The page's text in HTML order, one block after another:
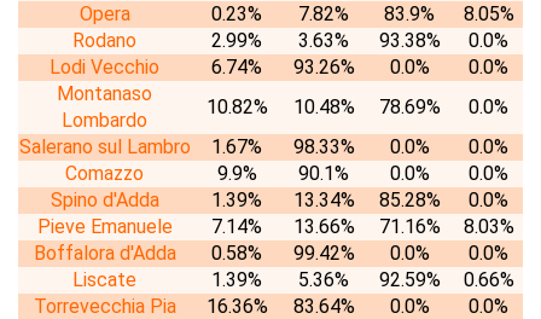
Opera
0.23% 7.82% 83.9%
8.05%
Rodano
2.99% 3.63% 93.38%
0.0%
Lodi Vecchio
6.74% 93.26% 0.0%
0.0%
Montanaso
Lombardo
10.82% 10.48% 78.69%
0.0%
Salerano sul Lambro
1.67% 98.33% 0.0%
0.0%
Comazzo
9.9% 90.1% 0.0%
0.0%
Spino d'Adda
1.39% 13.34% 85.28%
0.0%
Pieve Emanuele
7.14% 13.66% 71.16%
8.03%
Boffalora d'Adda
0.58% 99.42% 0.0%
0.0%
Liscate
1.39% 5.36% 92.59%
0.66%
Torrevecchia Pia
16.36% 83.64% 0.0%
0.0%